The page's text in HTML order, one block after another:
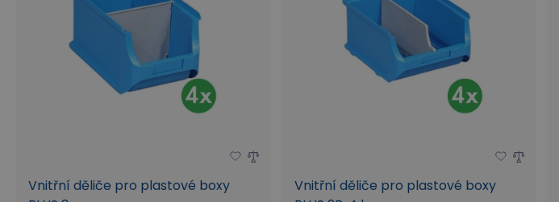
Vnitřní děliče pro plastové boxy
Vnitřní děliče pro plastové boxy